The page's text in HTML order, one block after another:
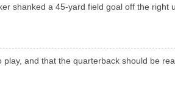
shanked a 45-yard field goal off the right
and that the quarterback should be